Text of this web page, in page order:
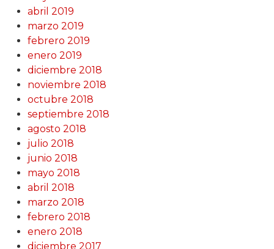
abril 2019
marzo 2019
febrero 2019
enero 2019
diciembre 2018
noviembre 2018
octubre 2018
septiembre 2018
agosto 2018
julio 2018
junio 2018
mayo 2018
abril 2018
marzo 2018
febrero 2018
enero 2018
diciembre 2017